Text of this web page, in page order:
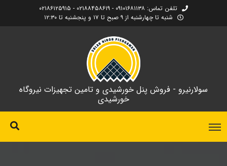
تلفن تماس: ۰۹۱۰۱۶۸۱۱۳۸ - ۰۲۱۸۸۴۵۸۶۱۹ - ۰۲۱۸۶۱۲۵۹۱۵
شنبه تا چهارشنبه از ۹ صبح تا ۱۷ و پنجشنبه تا ۱۲:۳۰
سولارنیرو - فروش پنل خورشیدی و تامین تجهیزات نیروگاه
خورشیدی